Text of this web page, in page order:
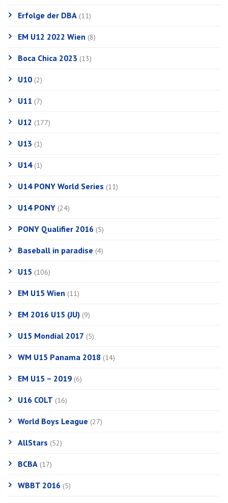
Erfolge der DBA (11)
EM U12 2022 Wien (8)
Boca Chica 2023 (13)
U10 (2)
U11 (7)
U12 (177)
U13 (1)
U14(1)
U14 PONY World Series (11)
U14 PONY (24)
PONY Qualifier 2016 (5)
Baseball in paradise (4)
U15 (106)
EM U15 Wien (11)
EM 2016 U15 (JU) (9)
U15 Mondial 2017 (5)
WM U15 Panama 2018 (14)
EM U15 – 2019 (6)
U16 COLT (16)
World Boys League (27)
AllStars (52)
BCBA (17)
WBBT 2016 (5)